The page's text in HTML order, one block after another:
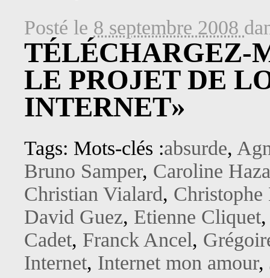
Posté le 8 septembre 2008
TÉLÉCHARGEZ-
LE PROJET DE
INTERNET»
Tags: Mots-clés :absurde,
Bruno Samper, Caroline
Christian Vialard, Christophe
David Guez, Etienne Cliquet
Cadet, Franck Ancel,
Internet, Internet mon amour,